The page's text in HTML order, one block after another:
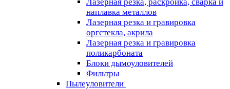
наплавка металлов
Лазерная резка и гравировка
оргстекла, акрила
Лазерная резка и гравировка
поликарбоната
Блоки дымоуловителей
Фильтры
Пылеуловители